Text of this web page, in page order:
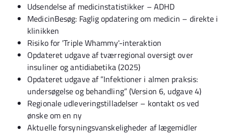
Udsendelse af medicinstatistikker – ADHD
MedicinBesøg: Faglig opdatering om medicin – direkte i
klinikken
Risiko for 'Triple Whammy'-interaktion
Opdateret udgave af tværregional oversigt over
insuliner og antidiabetika (2025)
Opdateret udgave af ”Infektioner i almen praksis:
undersøgelse og behandling” (Version 6, udgave 4)
Regionale udleveringstilladelser – kontakt os ved
ønske om en ny
Aktuelle forsyningsvanskeligheder af lægemidler